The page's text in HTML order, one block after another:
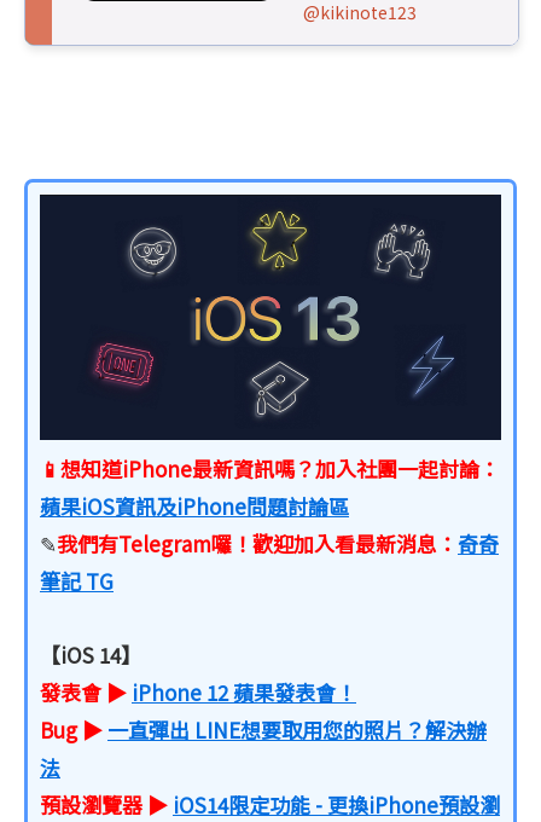
@kikinote123
📱想知道iPhone最新資訊嗎？加入社團一起討論：
蘋果iOS資訊及iPhone問題討論區
✎我們有Telegram囉！歡迎加入看最新消息： 奇奇
筆記 TG
【iOS 14】
發表會 ▶ iPhone 12 蘋果發表會！
Bug ▶ 一直彈出 LINE想要取用您的照片？解決辦
法
預設瀏覽器 ▶ iOS14限定功能 - 更換iPhone預設瀏